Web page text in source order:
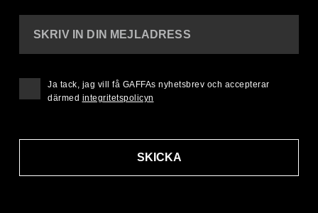
SKRIV IN DIN MEJLADRESS
SKICKA
Ja tack, jag vill få GAFFAs nyhetsbrev och accepterar
därmed integritetspolicyn